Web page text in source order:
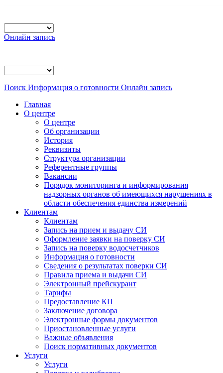
Онлайн запись
Поиск Информация о готовности Онлайн запись
Главная
О центре
О центре
Об организации
История
Реквизиты
Структура организации
Референтные группы
Вакансии
Порядок мониторинга и информирования
надзорных органов об имеющихся нарушениях в
области обеспечения единства измерений
Клиентам
Клиентам
Запись на прием и выдачу СИ
Оформление заявки на поверку СИ
Запись на поверку водосчетчиков
Информация о готовности
Сведения о результатах поверки СИ
Правила приема и выдачи СИ
Электронный прейскурант
Тарифы
Предоставление КП
Заключение договора
Электронные формы документов
Приостановленные услуги
Важные объявления
Поиск нормативных документов
Услуги
Услуги